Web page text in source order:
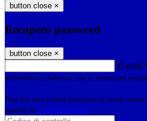
button close ×
Recupero password
button close ×
E-mail
all'indirizzo indicato con le istruzioni
Non hai una e-mail associata al nome
tramite la Login Spaggiari